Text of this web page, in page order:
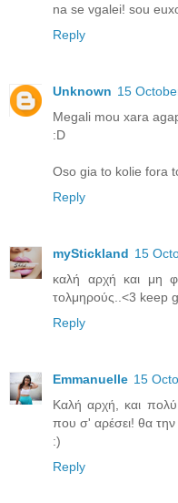
na se vgalei! sou
Reply
Unknown 15
Megali mou xara
:D
Oso gia to kolie fora
Reply
myStickland 15
καλή αρχή και μη
τολμηρούς..<3 keep
Reply
Emmanuelle 15
Καλή αρχή, και πολύ
που σ' αρέσει! θα
:)
Reply